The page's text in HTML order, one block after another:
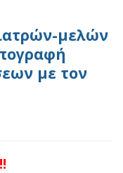
μελών
με τον